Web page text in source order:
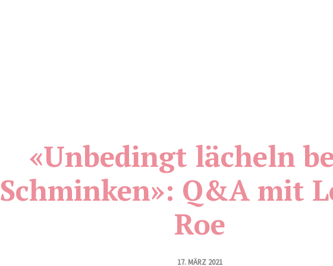
«Unbedingt lächeln
Schminken»: Q&A mit
Roe
17. MÄRZ 2021